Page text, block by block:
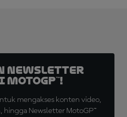
Newsletter
MotoGP™!
mengakses konten video,
hingga Newsletter MotoGP™